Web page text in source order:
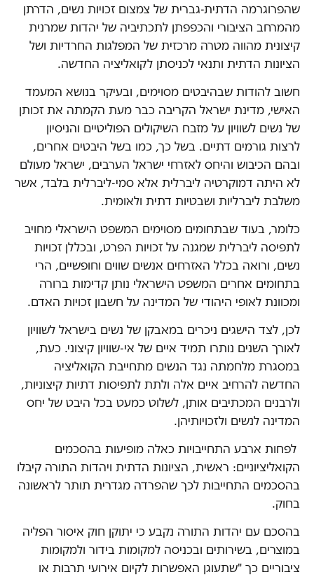
שהפרוגרמה הדתית-גברית של צמצום זכויות נשים, הדרתן
מהמרחב הציבורי והכפפתן לתכתיביה של יהדות שמרנית
קיצונית מהווה מטרה מרכזית של המפלגות החרדיות ושל
הציונות הדתית ותנאי לכניסתן לקואליציה החדשה.
חשוב להודות שבהיבטים מסוימים, ובעיקר בנושא המעמד
האישי, מדינת ישראל הקריבה כבר מעת הקמתה את זכותן
של נשים לשוויון על מזבח השיקולים הפוליטיים והניסיון
לרצות גורמים דתיים. בשל כך, כמו בשל היבטים אחרים,
ובהם הכיבוש והיחס לאזרחי ישראל הערבים, ישראל מעולם
לא היתה דמוקרטיה ליברלית אלא סמי-ליברלית בלבד, אשר
משלבת ליברליות ושבטיות דתית ולאומית.
כלומר, בעוד שבתחומים מסוימים המשפט הישראלי מחויב
לתפיסה ליברלית שמגנה על זכויות הפרט, ובכללן זכויות
נשים, ורואה בכלל האזרחים אנשים שווים וחופשיים, הרי
בתחומים אחרים המשפט הישראלי נותן קדימות ברורה
ומכוונת לאופי היהודי של המדינה על חשבון זכויות האדם.
לכן, לצד הישגים ניכרים במאבקן של נשים בישראל לשוויון
לאורך השנים נותרו תמיד איים של אי-שוויון קיצוני. כעת,
במסגרת מלחמתה נגד הנשים מתחייבת הקואליציה
החדשה להרחיב איים אלה ולתת לתפיסות דתיות קיצוניות,
ולרבנים המכתיבים אותן, לשלוט כמעט בכל היבט של יחס
המדינה לנשים ולזכויותיהן.
לפחות ארבע התחייבויות כאלה מופיעות בהסכמים
הקואליציוניים: ראשית, הציונות הדתית ויהדות התורה קיבלו
בהסכמים התחייבות לכך שהפרדה מגדרית תותר לראשונה
בחוק.
בהסכם עם יהדות התורה נקבע כי יתוקן חוק איסור הפליה
במוצרים, בשירותים ובכניסה למקומות בידור ולמקומות
ציבוריים כך "שתעוגן האפשרות לקיום אירועי תרבות או